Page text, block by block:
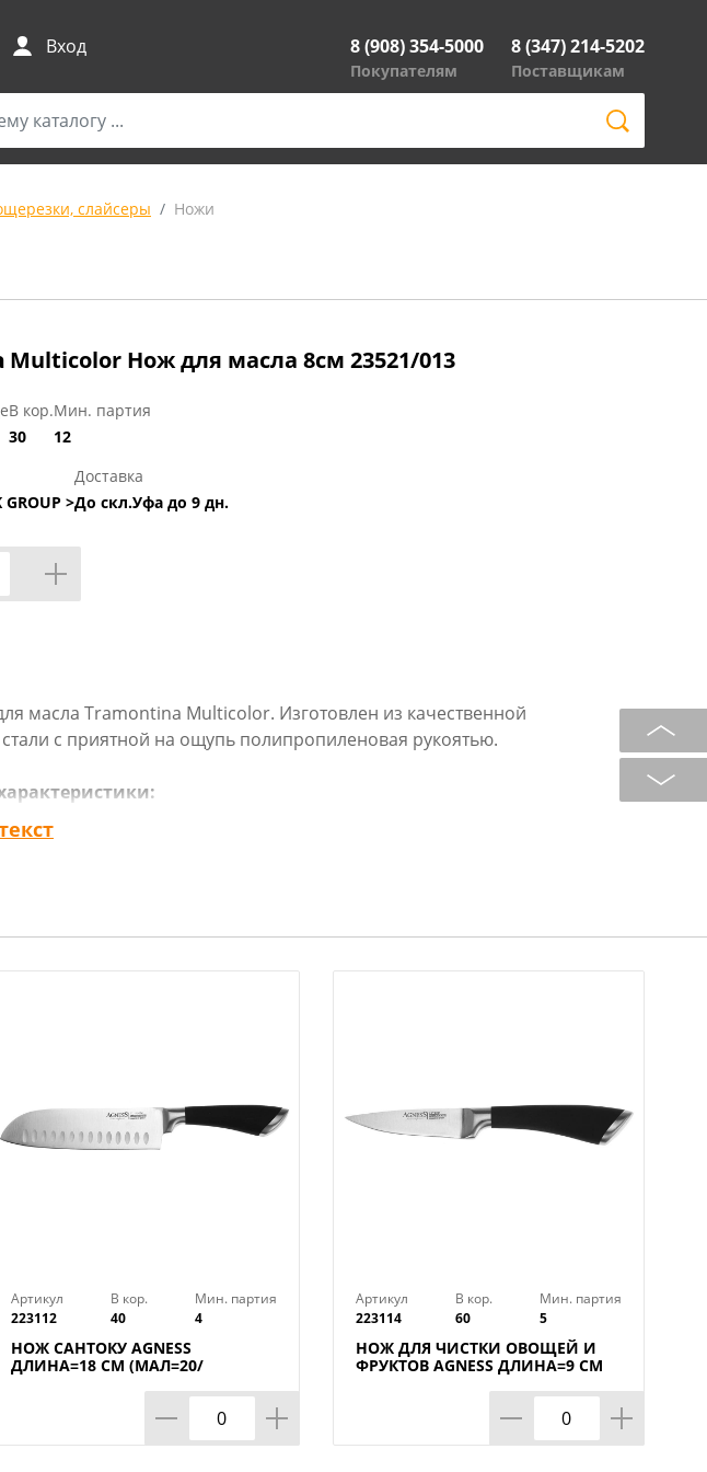
Вход 8 (908) 354-5000
Покупателям
8 (347) 214-5202
Поставщикам
слайсеры Ножи
Multicolor Нож для масла 8см 23521/013
В кор.
30
Мин. партия
12
GROUP >
Доставка
До скл.Уфа до 9 дн.
масла Tramontina Multicolor. Изготовлен из качественной
с приятной на ощупь полипропиленовая рукоятью.
для масла
Синий
кг
420
см
: Бразилия
Артикул
223112
В кор.
40
Мин. партия
4
НОЖ САНТОКУ AGNESS
ДЛИНА=18 СМ (МАЛ=20/
Артикул
223114
В кор.
60
Мин. партия
5
НОЖ ДЛЯ ЧИСТКИ ОВОЩЕЙ И
ФРУКТОВ AGNESS ДЛИНА=9 СМ